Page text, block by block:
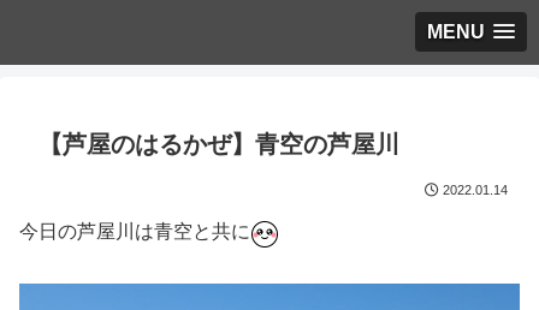
MENU
【芦屋のはるかぜ】青空の芦屋川
2022.01.14
今日の芦屋川は青空と共に